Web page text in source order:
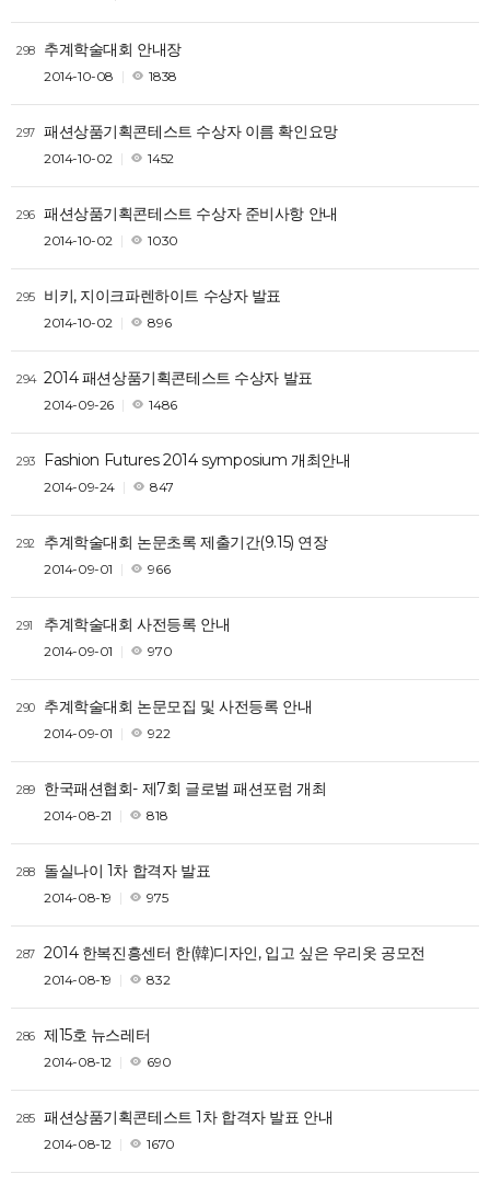
298 추계학술대회 안내장
2014-10-08 1838
297 패션상품기획콘테스트 수상자 이름 확인요망
2014-10-02 1452
296 패션상품기획콘테스트 수상자 준비사항 안내
2014-10-02 1030
295 비키, 지이크파렌하이트 수상자 발표
2014-10-02 896
294 2014 패션상품기획콘테스트 수상자 발표
2014-09-26 1486
293 Fashion Futures 2014 symposium 개최안내
2014-09-24 847
292 추계학술대회 논문초록 제출기간(9.15) 연장
2014-09-01 966
291 추계학술대회 사전등록 안내
2014-09-01 970
290 추계학술대회 논문모집 및 사전등록 안내
2014-09-01 922
289 한국패션협회- 제7회 글로벌 패션포럼 개최
2014-08-21 818
288 돌실나이 1차 합격자 발표
2014-08-19 975
287 2014 한복진흥센터 한(韓)디자인, 입고 싶은 우리옷 공모전
2014-08-19 832
286 제15호 뉴스레터
2014-08-12 690
285 패션상품기획콘테스트 1차 합격자 발표 안내
2014-08-12 1670